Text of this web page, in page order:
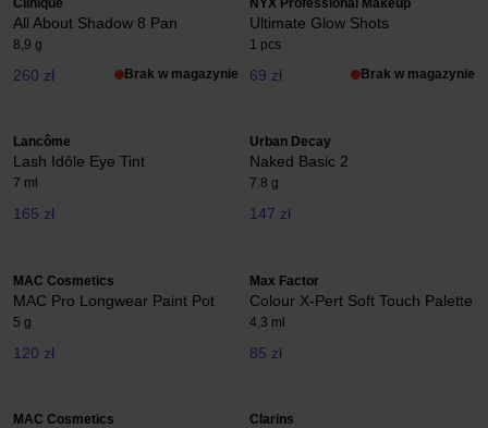
All About Shadow 8 Pan
8,9 g
260 zł Brak w magazynie
Ultimate Glow Shots
1 pcs
69 zł Brak w magazynie
Lancôme
Lash Idôle Eye Tint
7 ml
165 zł
Urban Decay
Naked Basic 2
7.8 g
147 zł
MAC Cosmetics
MAC Pro Longwear Paint Pot
5 g
120 zł
Max Factor
Colour X-Pert Soft Touch Palette
4,3 ml
85 zł
MAC Cosmetics Clarins